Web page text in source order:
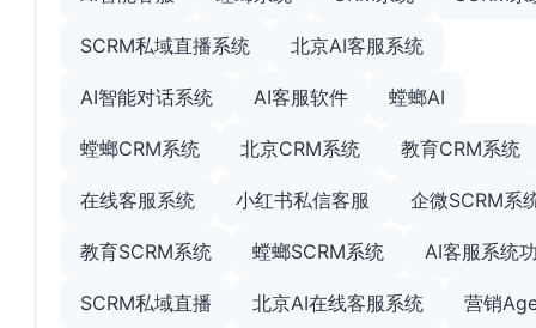
SCRM私域直播系统 北京AI客服系统
AI智能对话系统 AI客服软件 螳螂AI
螳螂CRM系统 北京CRM系统 教育CRM系统
在线客服系统 小红书私信客服 企微SCRM系
教育SCRM系统 螳螂SCRM系统 AI客服系统
SCRM私域直播 北京AI在线客服系统 营销